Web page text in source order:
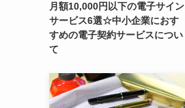
月額10,000円以下の電子サイン
サービス6選☆中小企業におす
すめの電子契約サービスについ
て